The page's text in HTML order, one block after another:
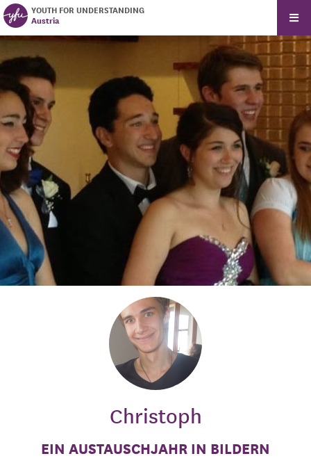
YOUTH FOR UNDERSTANDING
Austria
Christoph
EIN AUSTAUSCHJAHR IN BILDERN